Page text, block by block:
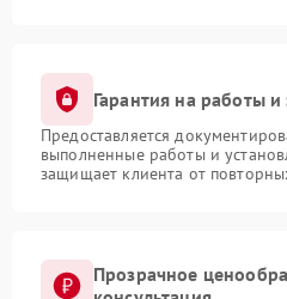
Гарантия на работы и
Предоставляется
выполненные работы и
защищает клиента от
Прозрачное